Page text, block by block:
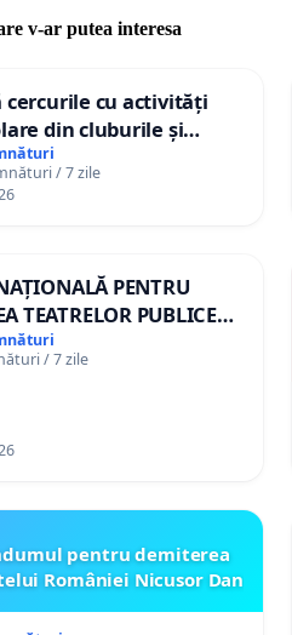
v-ar putea interesa
cercurile cu activități
din cluburile și
/ 7 zile
PENTRU
TEATRELOR PUBLICE
DIN ROMÂNIA
/ 7 zile
pentru demiterea
României Nicusor Dan